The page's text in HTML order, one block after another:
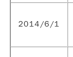
2014/6/1